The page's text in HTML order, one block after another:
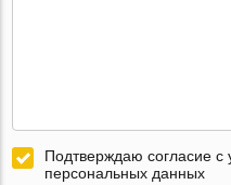
Подтверждаю согласие с
персональных данных